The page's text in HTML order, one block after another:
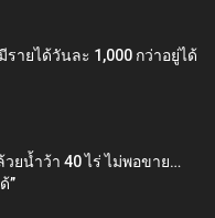
รายได้วันละ 1,000 กว่าอยู่ได้
ยน้ำว้า 40 ไร่ ไม่พอขาย…
”‬